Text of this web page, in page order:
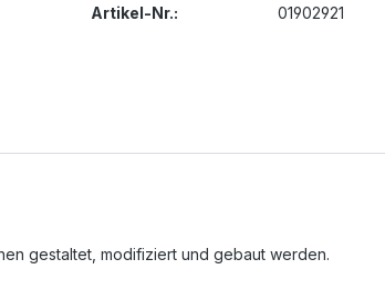
Artikel-Nr.: 01902921
gestaltet, modifiziert und gebaut werden.